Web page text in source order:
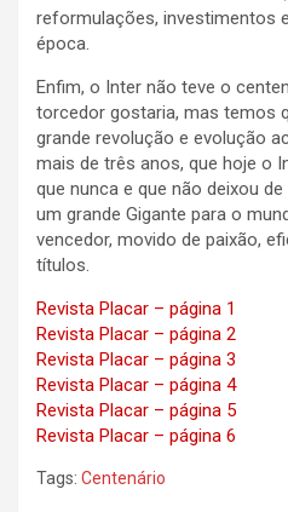
reformulações, investimentos
época.
Enfim, o Inter não teve o
torcedor gostaria, mas temos
grande revolução e evolução
mais de três anos, que hoje o
que nunca e que não deixou
um grande Gigante para o
vencedor, movido de paixão,
títulos.
Revista Placar – página 1
Revista Placar – página 2
Revista Placar – página 3
Revista Placar – página 4
Revista Placar – página 5
Revista Placar – página 6
Tags: Centenário